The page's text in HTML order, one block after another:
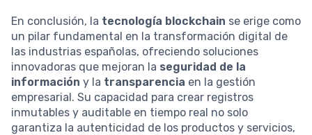
En conclusión, la tecnología blockchain se erige como
un pilar fundamental en la transformación digital de
las industrias españolas, ofreciendo soluciones
innovadoras que mejoran la seguridad de la
información y la transparencia en la gestión
empresarial. Su capacidad para crear registros
inmutables y auditable en tiempo real no solo
garantiza la autenticidad de los productos y servicios,